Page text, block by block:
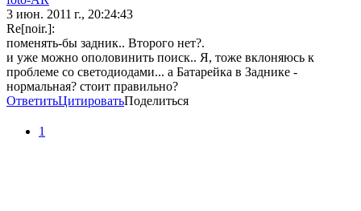
3 июн. 2011 г., 20:24:43
Re[noir.]:
поменять-бы задник.. Второго нет?.
и уже можно ополовинить поиск.. Я, тоже вклоняюсь к
проблеме со светодиодами... а Батарейка в Заднике -
нормальная? стоит правильно?
ОтветитьЦитироватьПоделиться
1